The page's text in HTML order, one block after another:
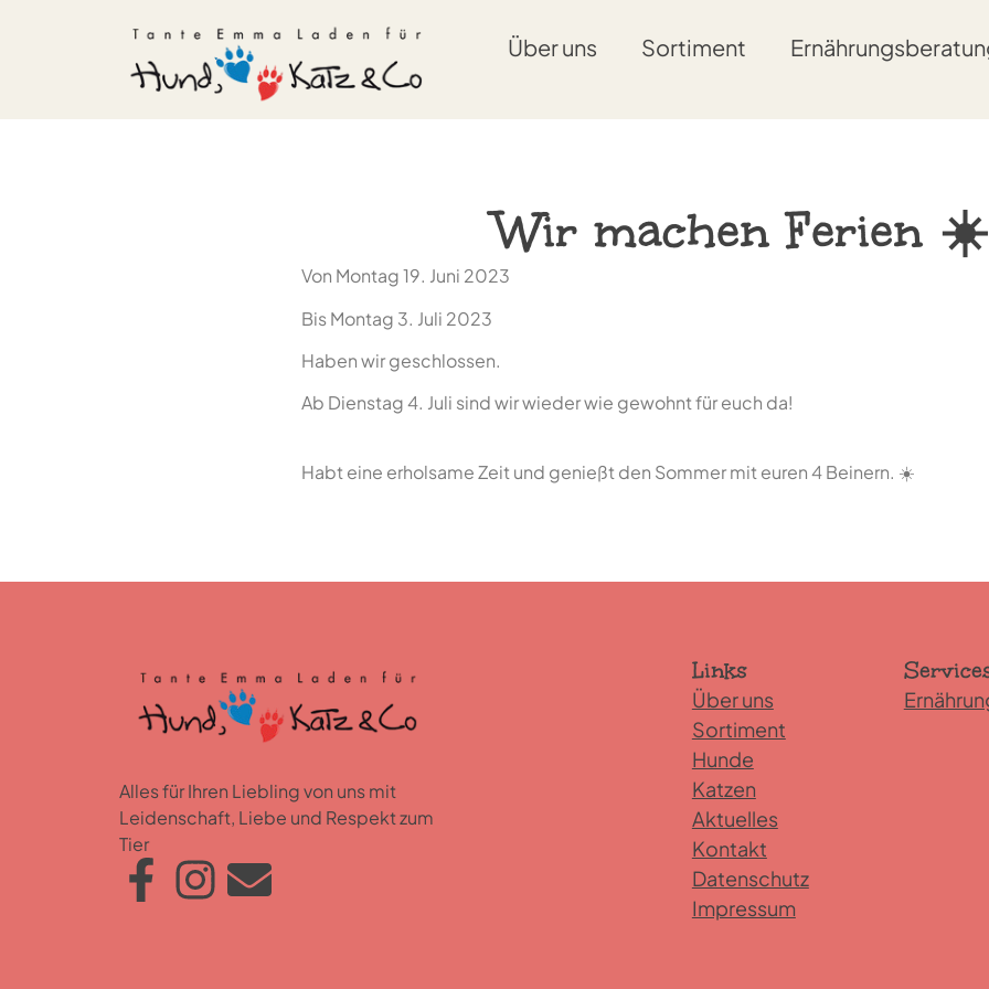
Über uns Sortiment
Wir machen Ferien ☀️
Von Montag 19. Juni 2023
Bis Montag 3. Juli 2023
Haben wir geschlossen.
Ab Dienstag 4. Juli sind wir wieder wie gewohnt für euch da!
Habt eine erholsame Zeit und genießt den Sommer mit euren 4 Beinern. ☀️
Alles für Ihren Liebling von uns mit
Leidenschaft, Liebe und Respekt zum
Tier
Links
Über uns
Sortiment
Hunde
Katzen
Aktuelles
Kontakt
Datenschutz
Impressum